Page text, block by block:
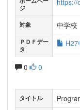
ジ
https://
対象 中学校
ＰＤＦデー
タ
0 0
タイトル